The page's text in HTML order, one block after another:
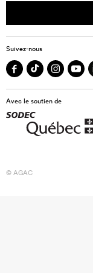
Suivez-nous
Avec le soutien de
© AGAC